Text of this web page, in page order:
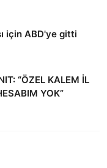
için ABD'ye gitti
“ÖZEL KALEM İL
YOK”